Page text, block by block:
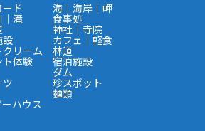
ド 海｜海岸｜岬
｜滝 食事処
神社｜寺院
設 カフェ｜軽食
クリーム 林道
ト体験 宿泊施設
ダム
ツ 珍スポット
麺類
ハウス